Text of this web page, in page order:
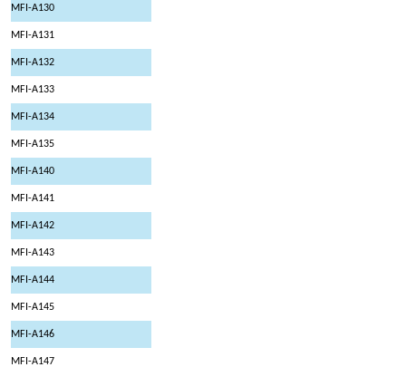
MFI-A130
MFI-A131
MFI-A132
MFI-A133
MFI-A134
MFI-A135
MFI-A140
MFI-A141
MFI-A142
MFI-A143
MFI-A144
MFI-A145
MFI-A146
MFI-A147